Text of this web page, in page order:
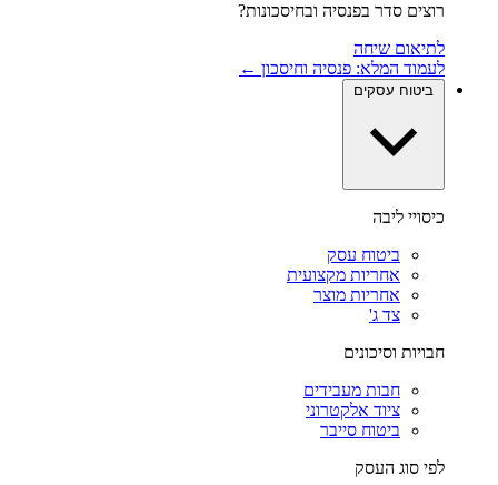
רוצים סדר בפנסיה ובחיסכונות?
לתיאום שיחה
לעמוד המלא: פנסיה וחיסכון ←
ביטוח עסקים
כיסויי ליבה
ביטוח עסק
אחריות מקצועית
אחריות מוצר
צד ג'
חבויות וסיכונים
חבות מעבידים
ציוד אלקטרוני
ביטוח סייבר
לפי סוג העסק